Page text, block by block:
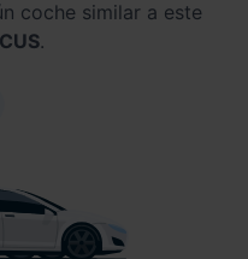
coche similar a este
.